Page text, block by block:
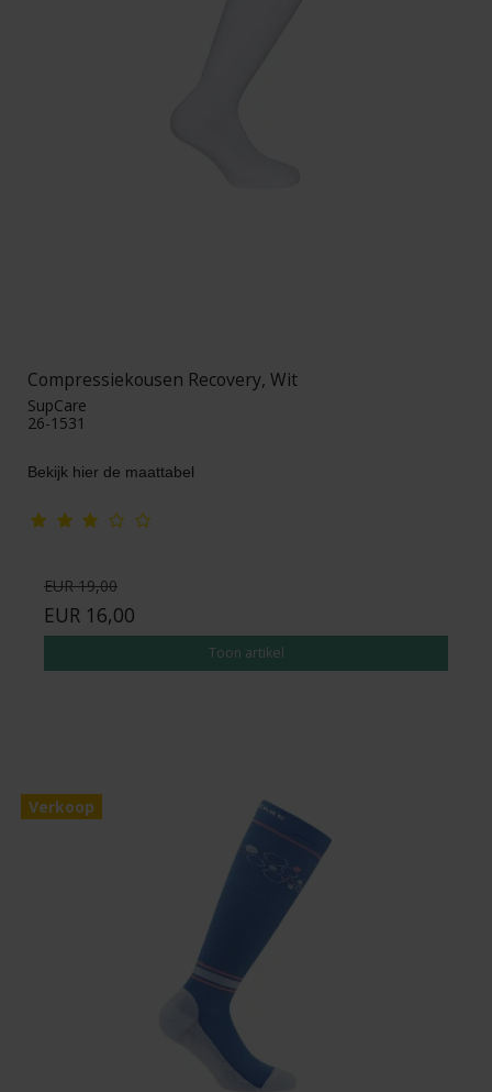
Compressiekousen Recovery, Wit
SupCare
26-1531
Bekijk hier de maattabel
EUR 19,00
EUR 16,00
Toon artikel
Verkoop